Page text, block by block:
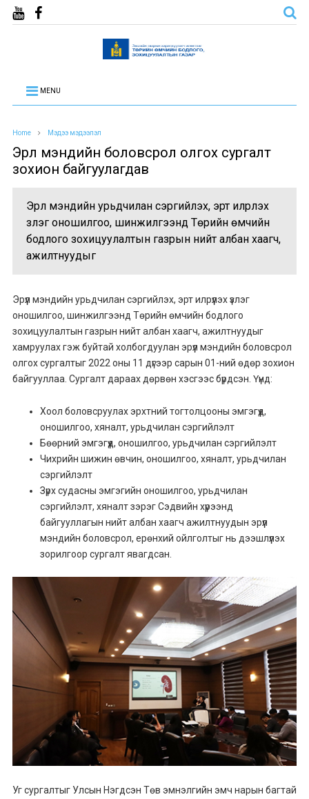
MENU
Home Мэдээ мэдээлэл
Эрүүл мэндийн боловсрол олгох сургалт
зохион байгуулагдав
Эрүүл мэндийн урьдчилан сэргийлэх, эрт илрүүлэх
үзлэг оношилгоо, шинжилгээнд Төрийн өмчийн
бодлого зохицуулалтын газрын нийт албан хаагч,
ажилтнуудыг
Эрүүл мэндийн урьдчилан сэргийлэх, эрт илрүүлэх үзлэг
оношилгоо, шинжилгээнд Төрийн өмчийн бодлого
зохицуулалтын газрын нийт албан хаагч, ажилтнуудыг
хамруулах гэж буйтай холбогдуулан эрүүл мэндийн боловсрол
олгох сургалтыг 2022 оны 11 дүгээр сарын 01-ний өдөр зохион
байгууллаа. Сургалт дараах дөрвөн хэсгээс бүрдсэн. Үүнд:
Хоол боловсруулах эрхтний тогтолцооны эмгэгүүд,
оношилгоо, хяналт, урьдчилан сэргийлэлт
Бөөрний эмгэгүүд, оношилгоо, урьдчилан сэргийлэлт
Чихрийн шижин өвчин, оношилгоо, хяналт, урьдчилан
сэргийлэлт
Зүрх судасны эмгэгийн оношилгоо, урьдчилан
сэргийлэлт, хяналт зэрэг Сэдвийн хүрээнд
байгууллагын нийт албан хаагч ажилтнуудын эрүүл
мэндийн боловсрол, ерөнхий ойлголтыг нь дээшлүүлэх
зорилгоор сургалт явагдсан.
Уг сургалтыг Улсын Нэгдсэн Төв эмнэлгийн эмч нарын багтай